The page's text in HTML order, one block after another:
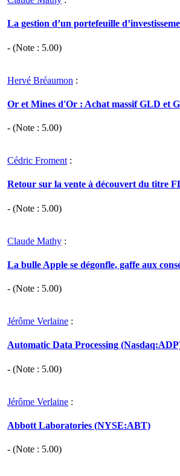
La gestion d’un portefeuille
- (Note : 5.00)
Hervé Bréaumon :
Or et Mines d'Or : Achat massif GLD et
- (Note : 5.00)
Cédric Froment :
Retour sur la vente à découvert du titre
- (Note : 5.00)
Claude Mathy :
La bulle Apple se dégonfle, gaffe aux
- (Note : 5.00)
Jérôme Verlaine :
Automatic Data Processing
- (Note : 5.00)
Jérôme Verlaine :
Abbott Laboratories (NYSE:ABT)
- (Note : 5.00)